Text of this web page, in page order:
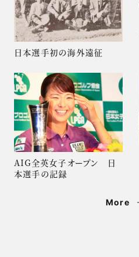
日本選手初の海外遠征
AIG全英女子オープン 日
本選手の記録
More